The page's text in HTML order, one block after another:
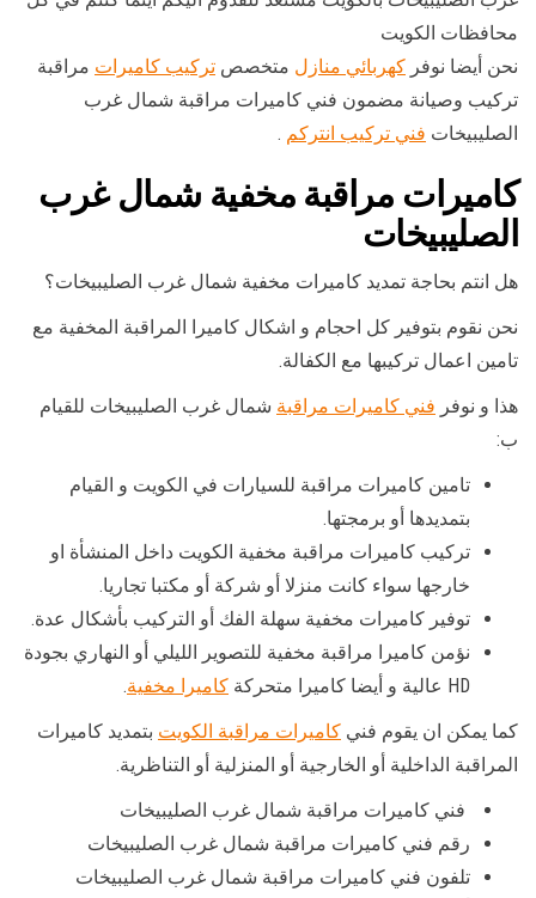
محافظات الكويت
نحن أيضا نوفر كهربائي منازل متخصص تركيب كاميرات مراقبة
تركيب وصيانة مضمون فني كاميرات مراقبة شمال غرب
الصليبيخات فني تركيب انتركم .
كاميرات مراقبة مخفية شمال غرب
الصليبيخات
هل انتم بحاجة تمديد كاميرات مخفية شمال غرب الصليبيخات؟
نحن نقوم بتوفير كل احجام و اشكال كاميرا المراقبة المخفية مع
تامين اعمال تركيبها مع الكفالة.
هذا و نوفر فني كاميرات مراقبة شمال غرب الصليبيخات للقيام
ب:
تامين كاميرات مراقبة للسيارات في الكويت و القيام
بتمديدها أو برمجتها.
تركيب كاميرات مراقبة مخفية الكويت داخل المنشأة او
خارجها سواء كانت منزلا أو شركة أو مكتبا تجاريا.
توفير كاميرات مخفية سهلة الفك أو التركيب بأشكال عدة.
نؤمن كاميرا مراقبة مخفية للتصوير الليلي أو النهاري بجودة
HD عالية و أيضا كاميرا متحركة
كاميرا مخفية.
كما يمكن ان يقوم فني كاميرات مراقبة الكويت بتمديد كاميرات
المراقبة الداخلية أو الخارجية أو المنزلية أو التناظرية.
فني كاميرات مراقبة شمال غرب الصليبيخات
رقم فني كاميرات مراقبة شمال غرب الصليبيخات
تلفون فني كاميرات مراقبة شمال غرب الصليبيخات